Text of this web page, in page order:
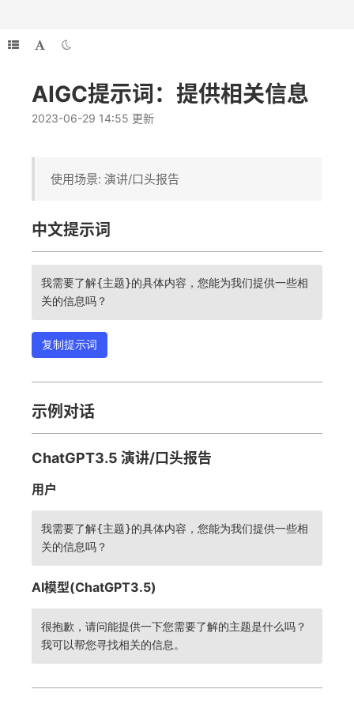
AIGC提示词：提供相关信息
2023-06-29 14:55 更新
使用场景: 演讲/口头报告
中文提示词
我需要了解{主题}的具体内容，您能为我们提供一些相
关的信息吗？
复制提示词
示例对话
ChatGPT3.5 演讲/口头报告
用户
我需要了解{主题}的具体内容，您能为我们提供一些相
关的信息吗？
AI模型(ChatGPT3.5)
很抱歉，请问能提供一下您需要了解的主题是什么吗？
我可以帮您寻找相关的信息。